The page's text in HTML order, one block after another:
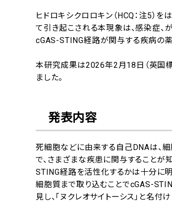
ヒドロキシクロロキン（HCQ：注5）
て引き起こされる本現象は、感染症
cGAS-STING経路が関与する疾病の
本研究成果は2026年2月18日（英国標
ました。
発表内容
死細胞などに由来する自己DNAは、
で、さまざまな疾患に関与することが
STING経路を活性化するかは十分に
細胞質まで取り込むことでcGAS-
見し、「ヌクレオサイトーシス」と名